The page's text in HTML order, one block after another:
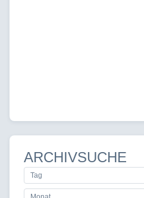
ARCHIVSUCHE